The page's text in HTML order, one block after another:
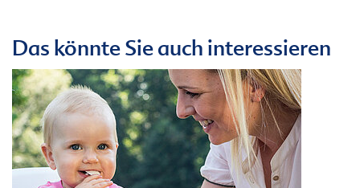
Das könnte Sie auch interessieren